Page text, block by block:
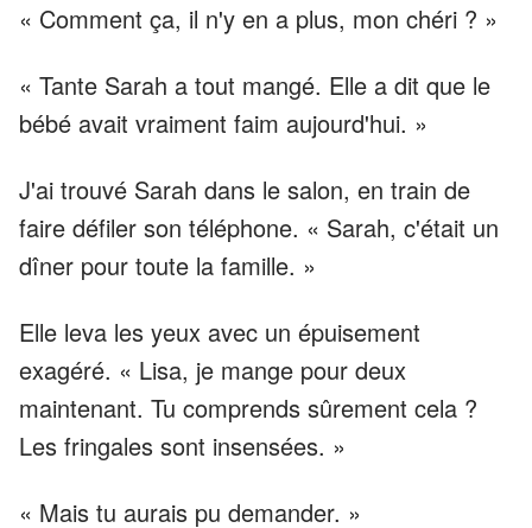
« Comment ça, il n'y en a plus, mon chéri ? »
« Tante Sarah a tout mangé. Elle a dit que le
bébé avait vraiment faim aujourd'hui. »
J'ai trouvé Sarah dans le salon, en train de
faire défiler son téléphone. « Sarah, c'était un
dîner pour toute la famille. »
Elle leva les yeux avec un épuisement
exagéré. « Lisa, je mange pour deux
maintenant. Tu comprends sûrement cela ?
Les fringales sont insensées. »
« Mais tu aurais pu demander. »